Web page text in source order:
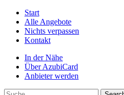
Start
Alle Angebote
Nichts verpassen
Kontakt
In der Nähe
Über AzubiCard
Anbieter werden